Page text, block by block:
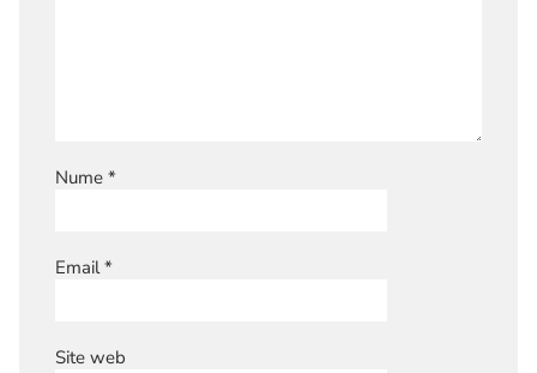
Nume *
Email*
Site web